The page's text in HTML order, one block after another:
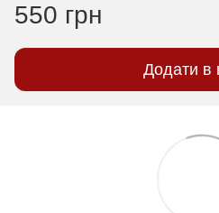
550 грн
Додати в